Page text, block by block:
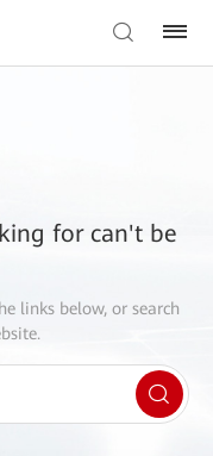
for can't be
links below, or search